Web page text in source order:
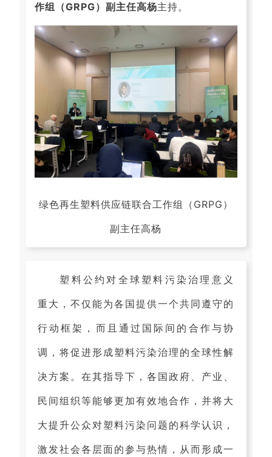
作组（GRPG）副主任高杨主持。
绿色再生塑料供应链联合工作组（GRPG）
副主任高杨
塑料公约对全球塑料污染治理意义
重大，不仅能为各国提供一个共同遵守的
行动框架，而且通过国际间的合作与协
调，将促进形成塑料污染治理的全球性解
决方案。在其指导下，各国政府、产业、
民间组织等能够更加有效地合作，并将大
大提升公众对塑料污染问题的科学认识，
激发社会各层面的参与热情，从而形成一